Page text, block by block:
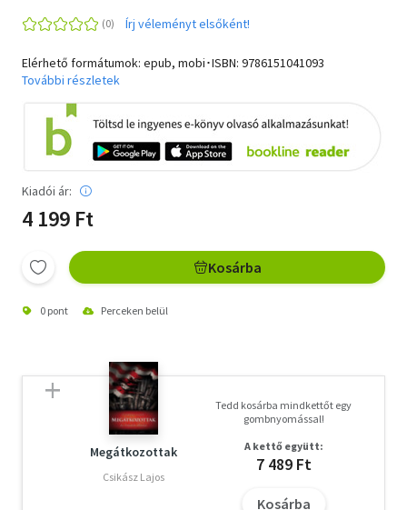
Írj véleményt elsőként!
Elérhető formátumok: epub, mobi･ISBN: 9786151041093
További részletek
Kiadói ár:
4 199 Ft
Kosárba
0 pont Perceken belül
Megátkozottak
Csikász Lajos
Tedd kosárba mindkettőt egy
gombnyomással!
A kettő együtt:
7 489 Ft
Kosárba